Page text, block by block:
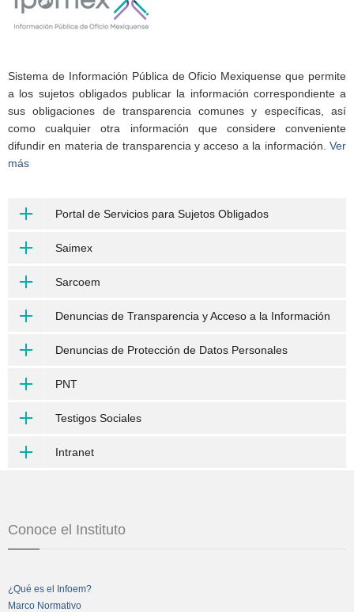
Sistema de Información Pública de Oficio Mexiquense que permite
a los sujetos obligados publicar la información correspondiente a
sus obligaciones de transparencia comunes y específicas, así
como cualquier otra información que considere conveniente
difundir en materia de transparencia y acceso a la información. Ver
más
Portal de Servicios para Sujetos Obligados
Saimex
Sarcoem
Denuncias de Transparencia y Acceso a la Información
Denuncias de Protección de Datos Personales
PNT
Testigos Sociales
Intranet
Conoce el Instituto
¿Qué es el Infoem?
Marco Normativo